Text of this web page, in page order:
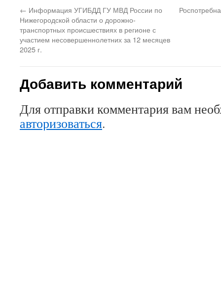
← Информация УГИБДД ГУ МВД России по
Нижегородской области о дорожно-
транспортных происшествиях в регионе с
участием несовершеннолетних за 12 месяцев
2025 г.
Добавить комментарий
Для отправки комментария вам
авторизоваться.